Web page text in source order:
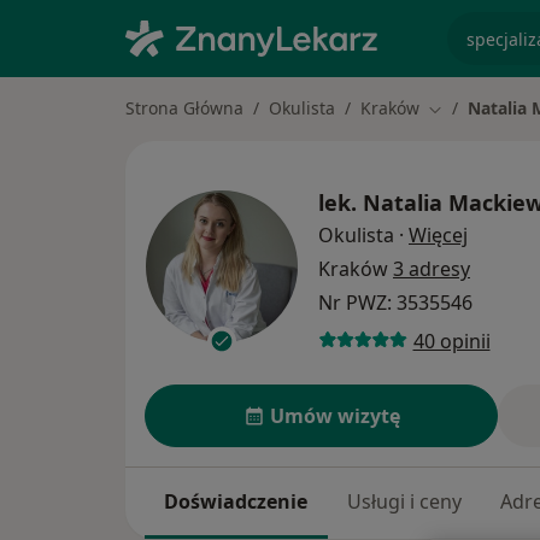
Strona Główna Okulista Kraków Zmień miasto
Natalia
lek. Natalia
Okulista · Więcej
Kraków3 adresy
Nr PWZ: 3535546
40 opinii
Umów wizytę
Doświadczenie Usługi i ceny